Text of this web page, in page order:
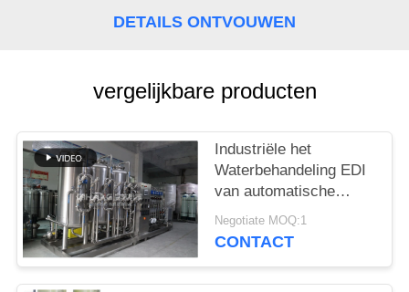
DETAILS ONTVOUWEN
vergelijkbare producten
Industriële het
Waterbehandeling EDI
van automatische
Controlero voor
Schoonheidsmiddelen
Negotiate MOQ:1
CONTACT